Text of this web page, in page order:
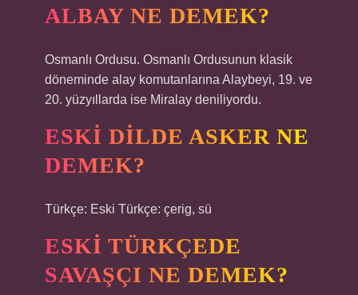
ALBAY NE DEMEK?
Osmanlı Ordusu. Osmanlı Ordusunun klasik
döneminde alay komutanlarına Alaybeyi, 19. ve
20. yüzyıllarda ise Miralay deniliyordu.
ESKI DILDE ASKER NE
DEMEK?
Türkçe: Eski Türkçe: çerig, sü
ESKI TÜRKÇEDE
SAVAŞÇI NE DEMEK?